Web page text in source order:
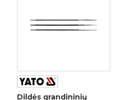
Dildės grandininių